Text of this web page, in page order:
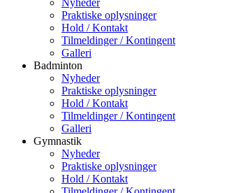
Nyheder
Praktiske oplysninger
Hold / Kontakt
Tilmeldinger / Kontingent
Galleri
Badminton
Nyheder
Praktiske oplysninger
Hold / Kontakt
Tilmeldinger / Kontingent
Galleri
Gymnastik
Nyheder
Praktiske oplysninger
Hold / Kontakt